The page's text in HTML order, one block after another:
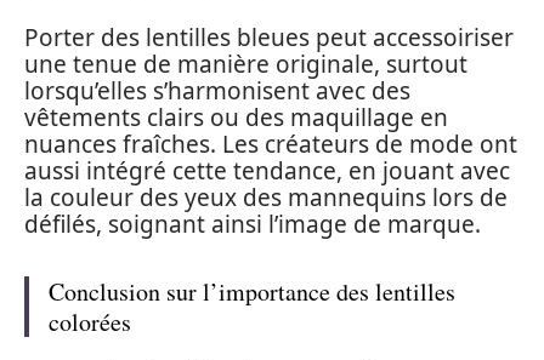
Porter des lentilles bleues peut accessoiriser
une tenue de manière originale, surtout
lorsqu’elles s’harmonisent avec des
vêtements clairs ou des maquillage en
nuances fraîches. Les créateurs de mode ont
aussi intégré cette tendance, en jouant avec
la couleur des yeux des mannequins lors de
défilés, soignant ainsi l’image de marque.
Conclusion sur l’importance des lentilles
colorées